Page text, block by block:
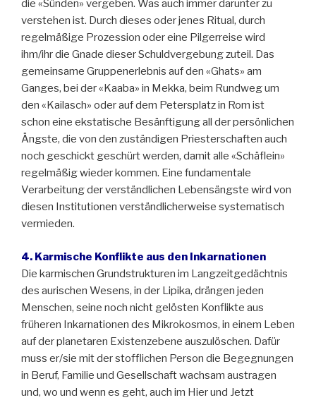
die «Sünden» vergeben. Was auch immer darunter zu
verstehen ist. Durch dieses oder jenes Ritual, durch
regelmäßige Prozession oder eine Pilgerreise wird
ihm/ihr die Gnade dieser Schuldvergebung zuteil. Das
gemeinsame Gruppenerlebnis auf den «Ghats» am
Ganges, bei der «Kaaba» in Mekka, beim Rundweg um
den «Kailasch» oder auf dem Petersplatz in Rom ist
schon eine ekstatische Besänftigung all der persönlichen
Ängste, die von den zuständigen Priesterschaften auch
noch geschickt geschürt werden, damit alle «Schäflein»
regelmäßig wieder kommen. Eine fundamentale
Verarbeitung der verständlichen Lebensängste wird von
diesen Institutionen verständlicherweise systematisch
vermieden.
4. Karmische Konflikte aus den Inkarnationen
Die karmischen Grundstrukturen im Langzeitgedächtnis
des aurischen Wesens, in der Lipika, drängen jeden
Menschen, seine noch nicht gelösten Konflikte aus
früheren Inkarnationen des Mikrokosmos, in einem Leben
auf der planetaren Existenzebene auszulöschen. Dafür
muss er/sie mit der stofflichen Person die Begegnungen
in Beruf, Familie und Gesellschaft wachsam austragen
und, wo und wenn es geht, auch im Hier und Jetzt